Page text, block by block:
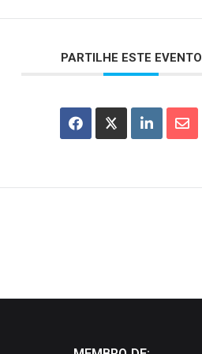
PARTILHE ESTE EVENTO